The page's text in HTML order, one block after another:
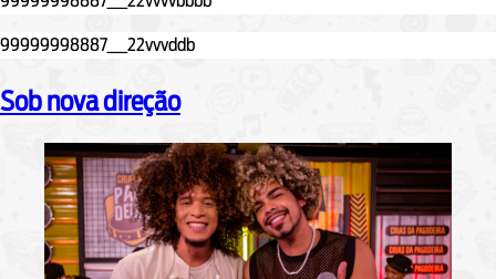
Sob nova direção